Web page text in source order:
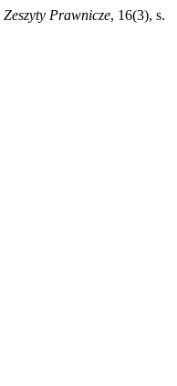
Zeszyty Prawnicze, 16(3), s.